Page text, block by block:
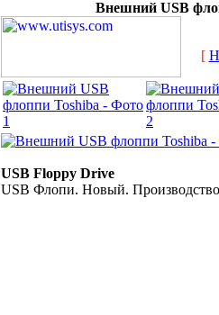
Внешний USB
[
USB Floppy Drive
USB Флопи. Новый.